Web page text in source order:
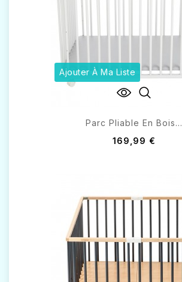
Ajouter À Ma Liste
Parc Pliable En Bois...
169,99 €